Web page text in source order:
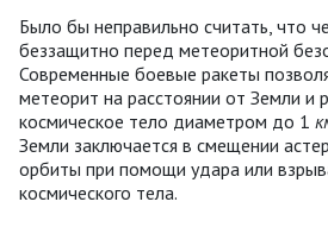
Было бы неправильно считать, что
беззащитно перед метеоритной
Современные боевые ракеты
метеорит на расстоянии от Земли и
космическое тело диаметром до 1
Земли заключается в смещении
орбиты при помощи удара или
космического тела.